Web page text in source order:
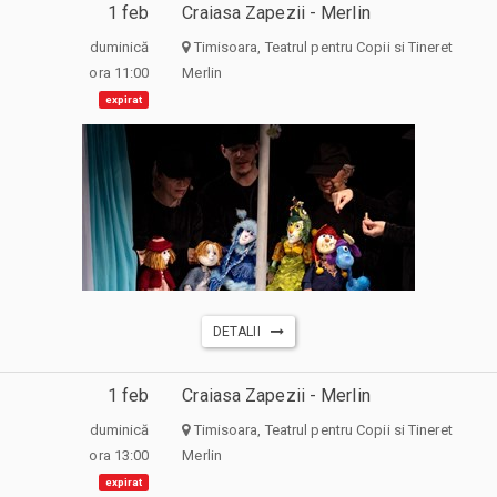
1 feb
duminică
ora 11:00
expirat
Craiasa Zapezii - Merlin
Timisoara, Teatrul pentru Copii si Tineret
Merlin
DETALII
1 feb
duminică
ora 13:00
expirat
Craiasa Zapezii - Merlin
Timisoara, Teatrul pentru Copii si Tineret
Merlin